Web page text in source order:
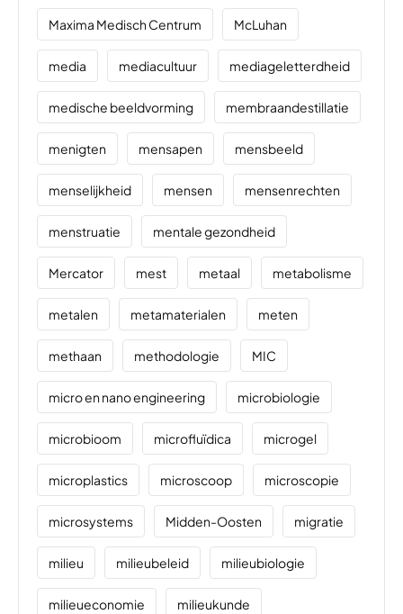
Maxima Medisch Centrum McLuhan
media mediacultuur mediageletterdheid
medische beeldvorming membraandestillatie
menigten mensapen mensbeeld
menselijkheid mensen mensenrechten
menstruatie mentale gezondheid
Mercator mest metaal metabolisme
metalen metamaterialen meten
methaan methodologie MIC
micro en nano engineering microbiologie
microbioom microfluïdica microgel
microplastics microscoop microscopie
microsystems Midden-Oosten migratie
milieu milieubeleid milieubiologie
milieueconomie milieukunde